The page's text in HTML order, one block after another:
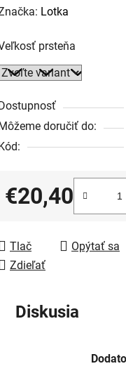
Lotka
prsteňa
doručiť do:
€20,40
Jednotková cena:
Tlač Opýtať sa
Zdieľať
Diskusia